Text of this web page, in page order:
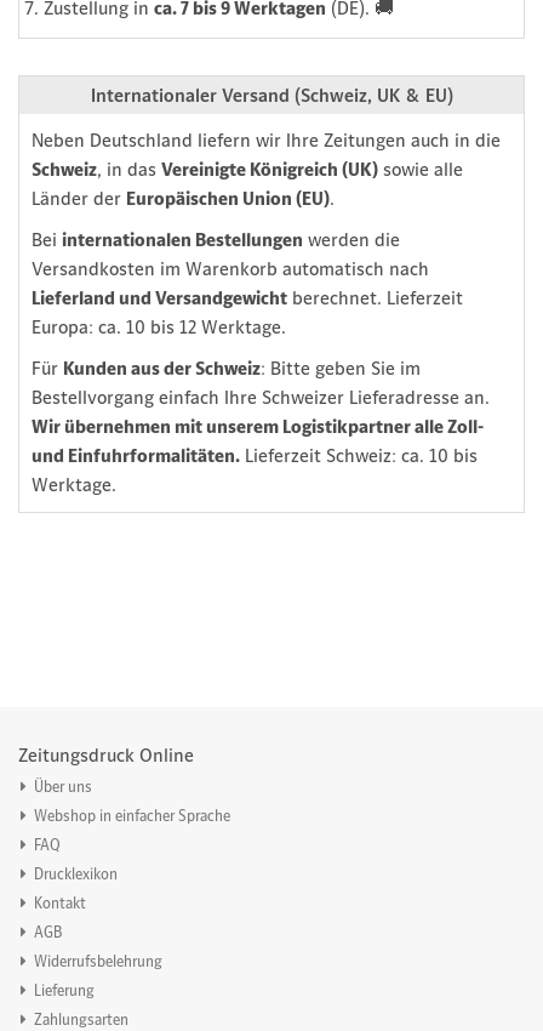
Zustellung in ca. 7 bis 9 Werktagen (DE). 🚚
Internationaler Versand (Schweiz, UK & EU)
Neben Deutschland liefern wir Ihre Zeitungen auch in die
Schweiz, in das Vereinigte Königreich (UK) sowie alle
Länder der Europäischen Union (EU).
Bei internationalen Bestellungen werden die
Versandkosten im Warenkorb automatisch nach
Lieferland und Versandgewicht berechnet. Lieferzeit
Europa: ca. 10 bis 12 Werktage.
Für Kunden aus der Schweiz: Bitte geben Sie im
Bestellvorgang einfach Ihre Schweizer Lieferadresse an.
Wir übernehmen mit unserem Logistikpartner alle Zoll-
und Einfuhrformalitäten. Lieferzeit Schweiz: ca. 10 bis
Werktage.
Zeitungsdruck Online
Über uns
Webshop in einfacher Sprache
FAQ
Drucklexikon
Kontakt
AGB
Widerrufsbelehrung
Lieferung
Zahlungsarten